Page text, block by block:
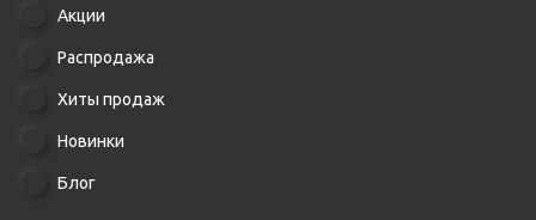
Акции
Распродажа
Хиты продаж
Новинки
Блог